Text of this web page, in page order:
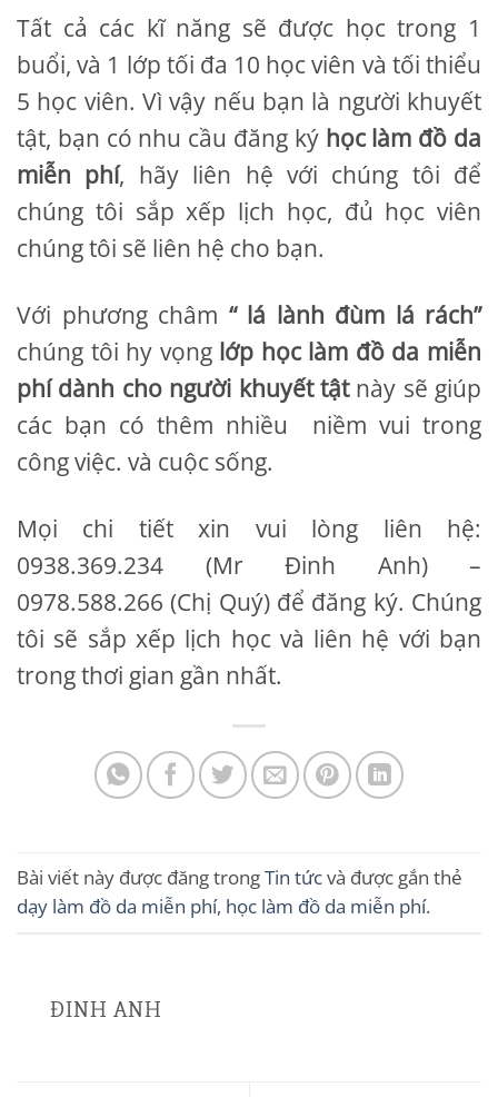
Tất cả các kĩ năng sẽ được học trong 1
buổi, và 1 lớp tối đa 10 học viên và tối thiểu
5 học viên. Vì vậy nếu bạn là người khuyết
tật, bạn có nhu cầu đăng ký học làm đồ da
miễn phí, hãy liên hệ với chúng tôi để
chúng tôi sắp xếp lịch học, đủ học viên
chúng tôi sẽ liên hệ cho bạn.
Với phương châm “ lá lành đùm lá rách”
chúng tôi hy vọng lớp học làm đồ da miễn
phí dành cho người khuyết tậtnày sẽ giúp
các bạn có thêm nhiều niềm vui trong
công việc. và cuộc sống.
Mọi chi tiết xin vui lòng liên hệ:
0938.369.234 (Mr Đinh Anh) –
0978.588.266 (Chị Quý) để đăng ký. Chúng
tôi sẽ sắp xếp lịch học và liên hệ với bạn
trong thơi gian gần nhất.
Bài viết này được đăng trongTin tứcvà được gắn thẻ
dạy làm đồ da miễn phí, học làm đồ da miễn phí.
ĐINH ANH